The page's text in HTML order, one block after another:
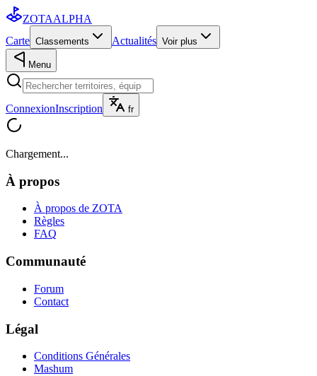
ZOTAALPHA
Carte Classements Actualités Voir plus
Menu
ConnexionInscription fr
Chargement...
À propos
À propos de ZOTA
Règles
FAQ
Communauté
Forum
Contact
Légal
Conditions Générales
Mashum